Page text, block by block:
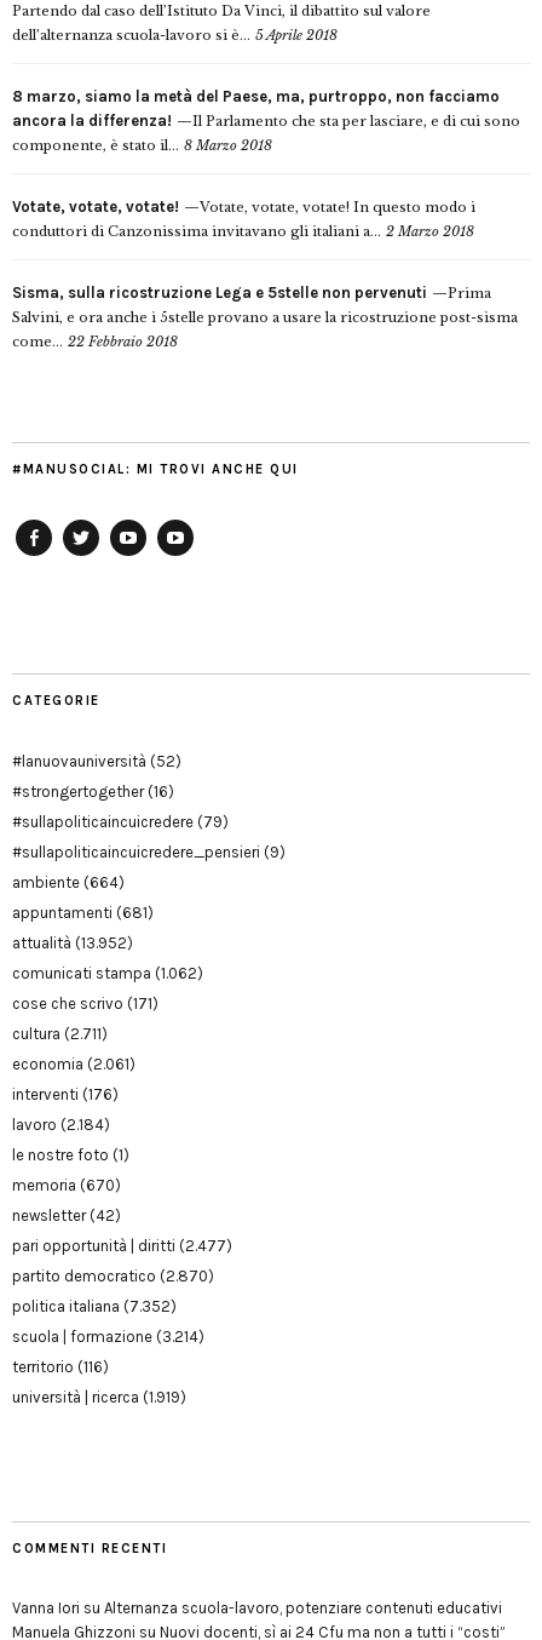
Partendo dal caso dell’Istituto Da Vinci, il dibattito sul valore
dell’alternanza scuola-lavoro si è... 5 Aprile 2018
8 marzo, siamo la metà del Paese, ma, purtroppo, non facciamo
ancora la differenza!
Il Parlamento che sta per lasciare, e di cui sono
componente, è stato il... 8 Marzo 2018
Votate, votate, votate!
Votate, votate, votate! In questo modo i
conduttori di Canzonissima invitavano gli italiani a... 2 Marzo 2018
Sisma, sulla ricostruzione Lega e 5stelle non pervenuti
Prima
Salvini, e ora anche i 5stelle provano a usare la ricostruzione post-sisma
come... 22 Febbraio 2018
#MANUSOCIAL: MI TROVI ANCHE QUI
CATEGORIE
#lanuovauniversità (52)
#strongertogether(16)
#sullapoliticaincuicredere (79)
#sullapoliticaincuicredere_pensieri (9)
ambiente (664)
appuntamenti (681)
attualità (13.952)
comunicati stampa (1.062)
cose che scrivo (171)
cultura (2.711)
economia (2.061)
interventi (176)
lavoro (2.184)
le nostre foto (1)
memoria (670)
newsletter(42)
pari opportunità | diritti (2.477)
partito democratico (2.870)
politica italiana (7.352)
scuola | formazione (3.214)
territorio (116)
università | ricerca (1.919)
COMMENTI RECENTI
Vanna Iori su Alternanza scuola-lavoro, potenziare contenuti educativi
Manuela Ghizzoni su Nuovi docenti, sì ai 24 Cfu ma non a tutti i “costi”